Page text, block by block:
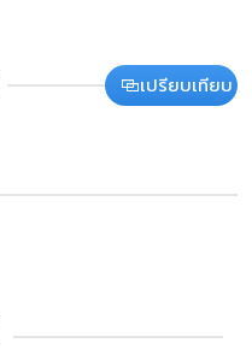
เปรียบเทียบ